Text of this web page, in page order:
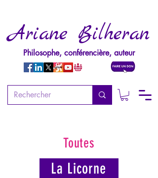
Ariane Bilheran
Philosophe, conférencière, auteur
Toutes
La Licorne